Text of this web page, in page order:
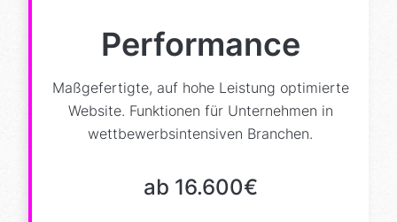
Vertrauens Siegel
Datenschutz & Recht
+ vieles mehr (komplett erweiterbar)
Performance
Maßgefertigte, auf hohe Leistung optimierte
Website. Funktionen für Unternehmen in
wettbewerbsintensiven Branchen.
ab 16.600€